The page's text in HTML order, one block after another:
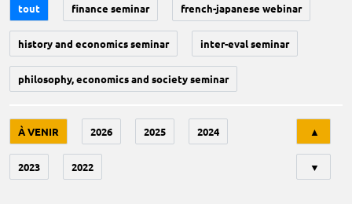
tout finance seminar french-japanese webinar
history and economics seminar inter-eval seminar
philosophy, economics and society seminar
À VENIR 2026 2025 2024
2023 2022
▲
▼